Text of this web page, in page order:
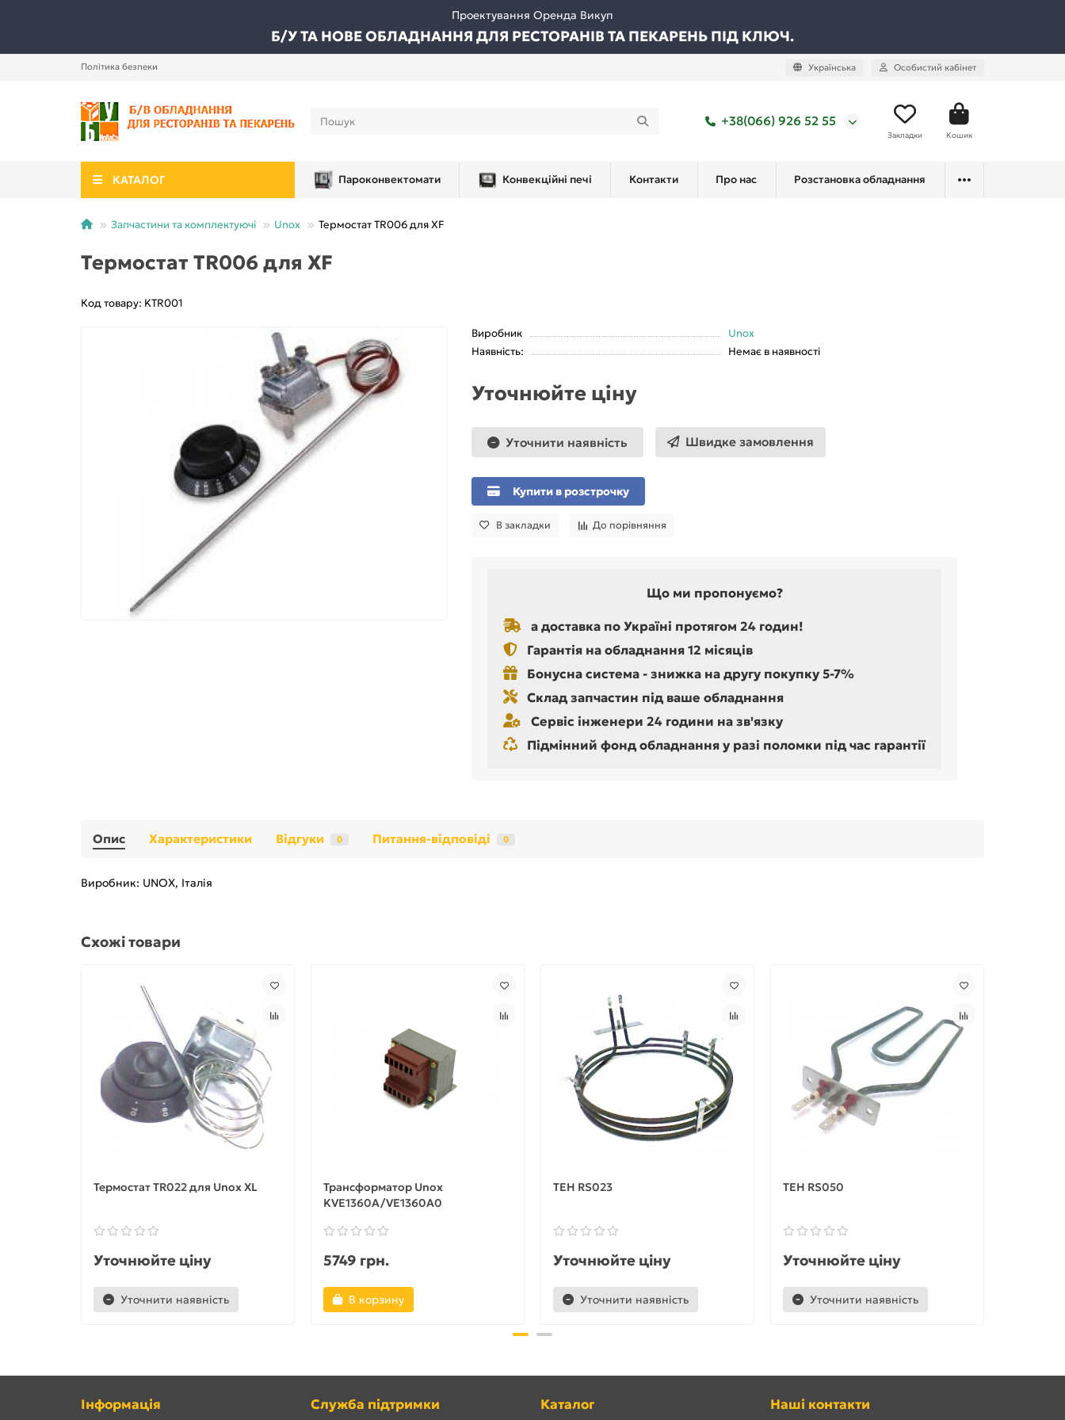
Проектування Оренда Викуп
Б/У ТА НОВЕ ОБЛАДНАННЯ ДЛЯ РЕСТОРАНІВ ТА ПЕКАРЕНЬ ПІД КЛЮЧ.
Політика безпеки Українська Особистий кабінет
+38(066) 926 52 55
Закладки Кошик
КАТАЛОГ Пароконвектомати Конвекційні печі Контакти Про нас Розстановка обладнання
Запчастини та комплектуючі Unox Термостат TR006 для XF
Термостат TR006 для XF
Код товару: KTR001
Виробник
Unox
Наявність:
Немає в наявності
Уточнюйте ціну
Уточнити наявність Швидке замовлення
Купити в розстрочку
В закладки До порівняння
Що ми пропонуємо?
а доставка по Україні протягом 24 годин!
Гарантія на обладнання 12 місяців
Бонусна система - знижка на другу покупку 5-7%
Склад запчастин під ваше обладнання
Сервіс інженери 24 години на зв'язку
Підмінний фонд обладнання у разі поломки під час гарантії
Опис Характеристики Відгуки 0 Питання-відповіді 0
Виробник: UNOX, Італія
Схожі товари
Термостат TR022 для Unox XL
Уточнюйте ціну
Уточнити наявність
Трансформатор Unox
KVE1360A/VE1360A0
5749 грн.
В корзину
ТЕН RS023
Уточнюйте ціну
Уточнити наявність
ТЕН RS050
Уточнюйте ціну
Уточнити наявність
Інформація Служба підтримки Каталог Наші контакти